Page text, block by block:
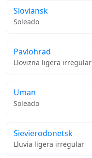
Sloviansk
Soleado
Pavlohrad
Llovizna ligera irregular
Uman
Soleado
Sievierodonetsk
Lluvia ligera irregular